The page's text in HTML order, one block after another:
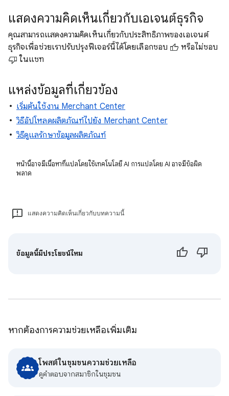
แสดงความคิดเห็นเกี่ยวกับเอเจนต์ธุรกิจ
คุณสามารถแสดงความคิดเห็นเกี่ยวกับประสิทธิภาพของเอเจนต์
ธุรกิจเพื่อช่วยเราปรับปรุงฟีเจอร์นี้ได้โดยเลือกชอบ
หรือไม่ชอบ
ในแชท
แหล่งข้อมูลที่เกี่ยวข้อง
เริ่มต้นใช้งาน Merchant Center
วิธีอัปโหลดผลิตภัณฑ์ไปยัง Merchant Center
วิธีดูแลรักษาข้อมูลผลิตภัณฑ์
หน้านี้อาจมีเนื้อหาที่แปลโดยใช้เทคโนโลยี AI การแปลโดย AI อาจมีข้อผิด
พลาด
แสดงความคิดเห็นเกี่ยวกับบทความนี้
ข้อมูลนี้มีประโยชน์ไหม
หากต้องการความช่วยเหลือเพิ่มเติม
โพสต์ในชุมชนความช่วยเหลือ
ดูคําตอบจากสมาชิกในชุมชน